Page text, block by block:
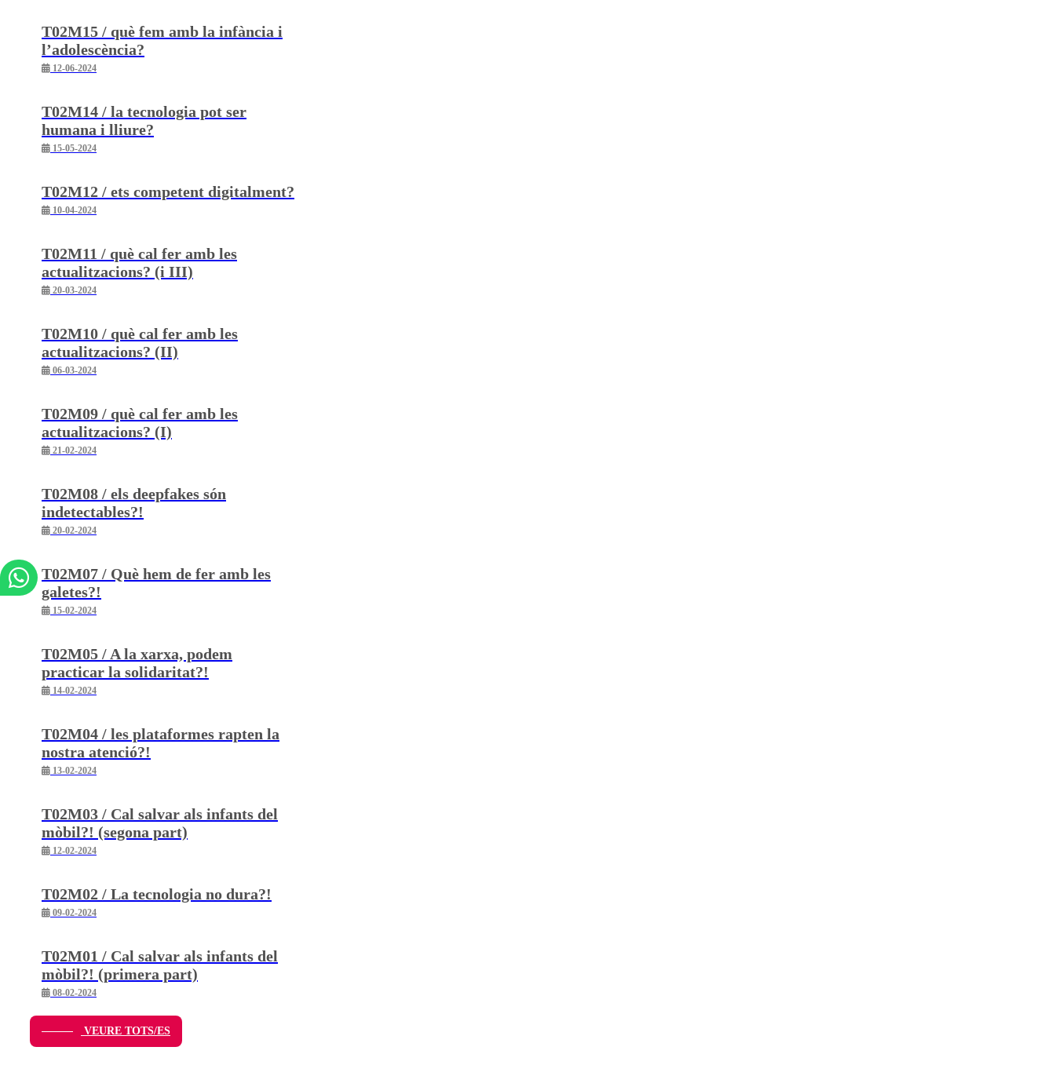
T02M15 / què fem amb la infància i
l’adolescència?
12-06-2024
T02M14 / la tecnologia pot ser
humana i lliure?
15-05-2024
T02M12 / ets competent digitalment?
10-04-2024
T02M11 / què cal fer amb les
actualitzacions? (i III)
20-03-2024
T02M10 / què cal fer amb les
actualitzacions? (II)
06-03-2024
T02M09 / què cal fer amb les
actualitzacions? (I)
21-02-2024
T02M08 / els deepfakes són
indetectables?!
20-02-2024
T02M07 / Què hem de fer amb les
galetes?!
15-02-2024
T02M05 / A la xarxa, podem
practicar la solidaritat?!
14-02-2024
T02M04 / les plataformes rapten la
nostra atenció?!
13-02-2024
T02M03 / Cal salvar als infants del
mòbil?! (segona part)
12-02-2024
T02M02 / La tecnologia no dura?!
09-02-2024
T02M01 / Cal salvar als infants del
mòbil?! (primera part)
08-02-2024
VEURE TOTS/ES